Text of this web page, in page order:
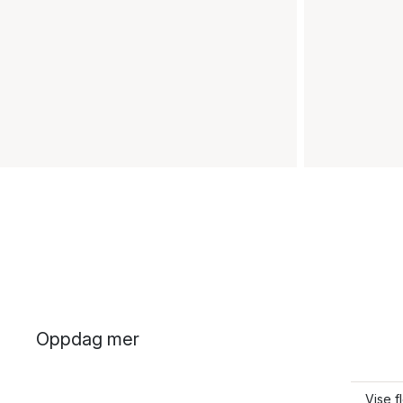
Oppdag mer
Vise